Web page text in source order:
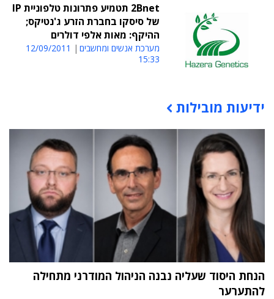
2Bnet תטמיע פתרונות טלפוניית IP
של סיסקו בחברת הזרע ג'נטיקס;
ההיקף: מאות אלפי דולרים
מערכת אנשים ומחשבים
12/09/2011
15:33
תוכן פרסומי
ידיעות מובילות
הנחת היסוד שעליה נבנה הניהול המודרני מתחילה
להתערער